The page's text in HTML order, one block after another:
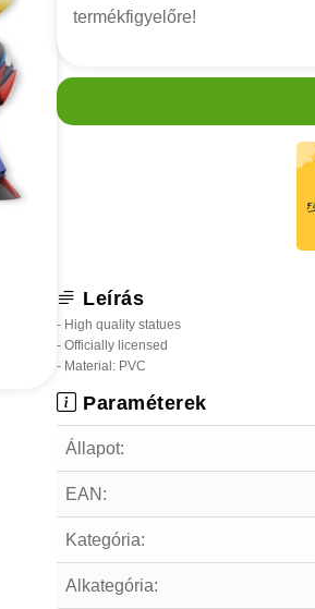
termékfigyelőre!
Leírás
- High quality statues
- Officially licensed
- Material: PVC
Paraméterek
Állapot:
EAN:
Kategória:
Alkategória: